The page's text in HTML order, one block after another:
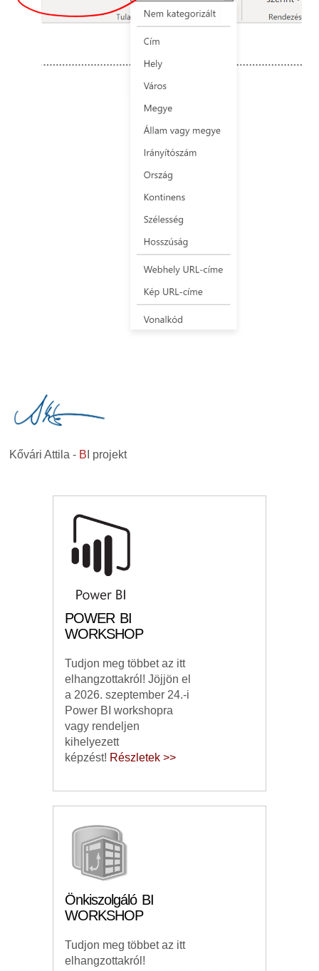
Kővári Attila - B I projekt
POWER BI
WORKSHOP
Tudjon meg többet az itt
elhangzottakról! Jöjjön el
a 2026. szeptember 24.-i
Power BI workshopra
vagy rendeljen
kihelyezett
képzést! Részletek >>
Önkiszolgáló BI
WORKSHOP
Tudjon meg többet az itt
elhangzottakról!